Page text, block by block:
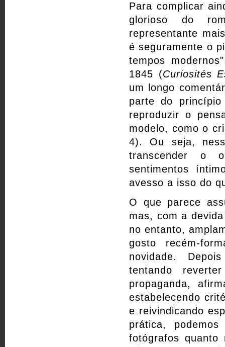
Para complicar
glorioso do
representante
é seguramente o
tempos
1845 (Curiosités
um longo
parte do
reproduzir o
modelo, como o
4). Ou seja,
transcender o
sentimentos
avesso a isso do
O que parece
mas, com a
no entanto,
gosto recém-
novidade.
tentando
propaganda,
estabelecendo
e reivindicando
prática,
fotógrafos quanto